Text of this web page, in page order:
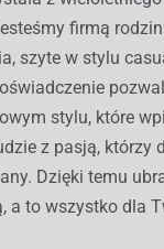
firmą
szyte w stylu
stylu, które
z pasją, którzy
Dzięki temu
a to wszystko dla